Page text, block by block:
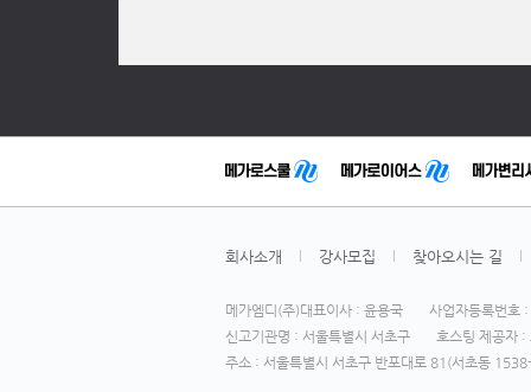
회사소개 강사모집 찾아오시는 길
메가엠디(주)대표이사 : 윤용국
사업자등록번
신고기관명 : 서울특별시 서초구
호스팅 제공자 :
주소 : 서울특별시 서초구 반포대로 81(서초동